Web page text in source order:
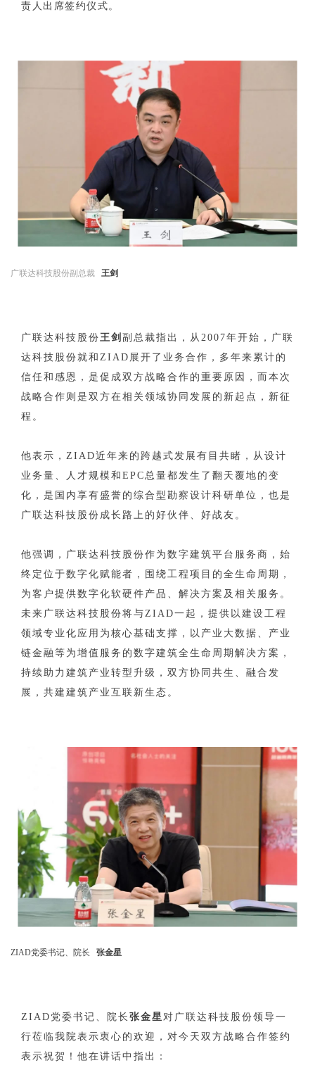
责人出席签约仪式。
广联达科技股份副总裁 王剑
广联达科技股份 王剑 副总裁指出，从2007年开始，广联
达科技股份就和ZIAD展开了业务合作，多年来累计的
信任和感恩，是促成双方战略合作的重要原因，而本次
战略合作则是双方在相关领域协同发展的新起点，新征
程。
他表示，ZIAD近年来的跨越式发展有目共睹，从设计
业务量、人才规模和EPC总量都发生了翻天覆地的变
化，是国内享有盛誉的综合型勘察设计科研单位，也是
广联达科技股份成长路上的好伙伴、好战友。
他强调，广联达科技股份作为数字建筑平台服务商，始
终定位于数字化赋能者，围绕工程项目的全生命周期，
为客户提供数字化软硬件产品、解决方案及相关服务。
未来广联达科技股份将与ZIAD一起，提供以建设工程
领域专业化应用为核心基础支撑，以产业大数据、产业
链金融等为增值服务的数字建筑全生命周期解决方案，
持续助力建筑产业转型升级，双方协同共生、融合发
展，共建建筑产业互联新生态。
ZIAD党委书记、院长 张金星
ZIAD党委书记、院长 张金星 对广联达科技股份领导一
行莅临我院表示衷心的欢迎，对今天双方战略合作签约
表示祝贺！他在讲话中指出：